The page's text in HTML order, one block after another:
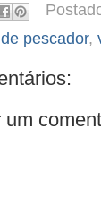
pescador,
um